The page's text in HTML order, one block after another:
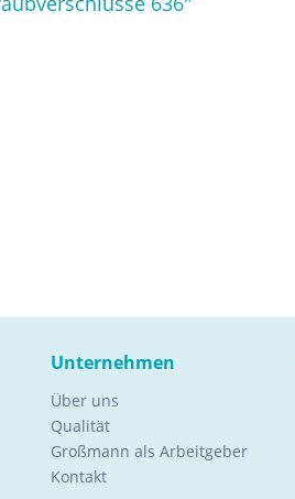
Unternehmen
Über uns
Qualität
Großmann als Arbeitgeber
Kontakt